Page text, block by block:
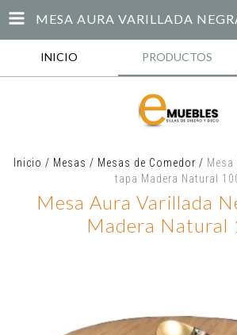
INICIO PRODUCTOS
Inicio / Mesas / Mesas de Comedor /
tapa Madera Natural
Mesa Aura Varillada
Madera Natural